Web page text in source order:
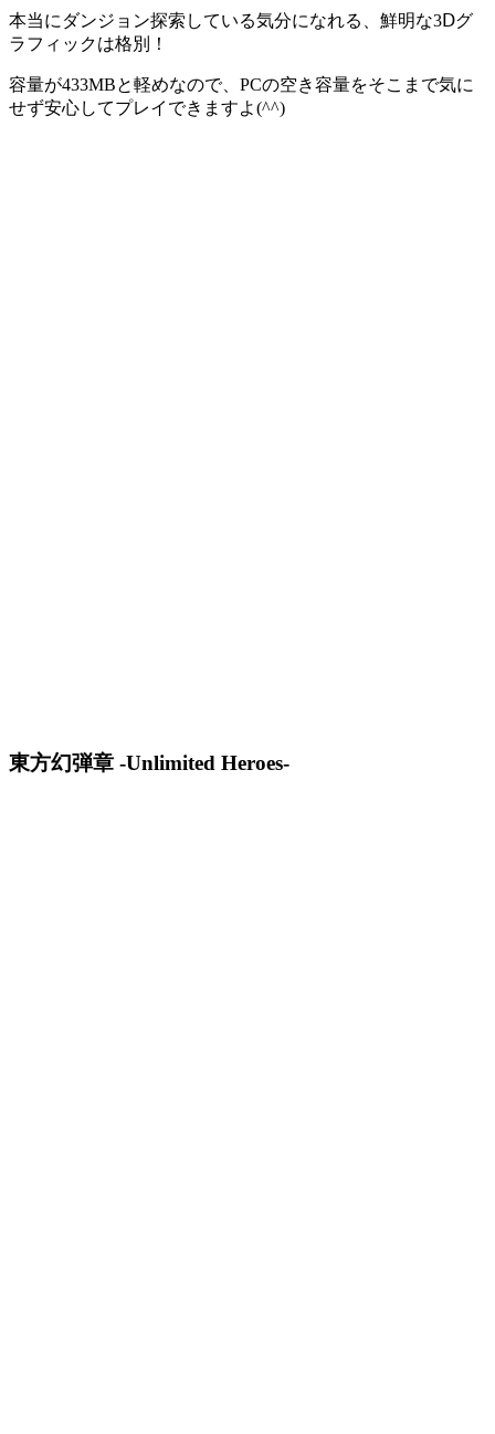
本当にダンジョン探索している気分になれる
、鮮明な3Ⅾグ
ラフィックは格別！
容量が433MBと軽めなので、PCの空き容量をそこまで気に
せず安心してプレイできますよ(^^)
東方幻弾章 -Unlimited Heroes-